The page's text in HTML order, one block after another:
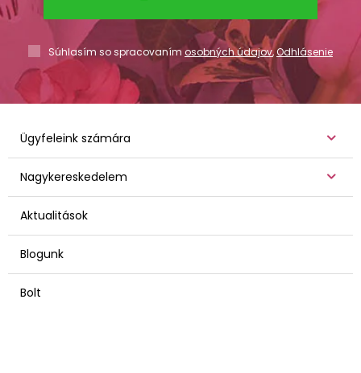
Súhlasím so spracovaním osobných údajov,Odhlásenie
Ügyfeleink számára
Nagykereskedelem
Aktualitások
Blogunk
Bolt